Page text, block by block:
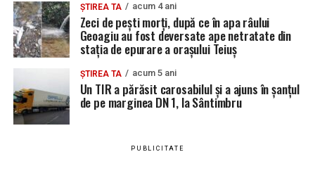
ȘTIREA TA acum 4 ani
Zeci de pești morți, după ce în apa râului
Geoagiu au fost deversate ape netratate din
stația de epurare a orașului Teiuș
ȘTIREA TA acum 5 ani
Un TIR a părăsit carosabilul și a ajuns în șanțul
de pe marginea DN 1, la Sântimbru
PUBLICITATE